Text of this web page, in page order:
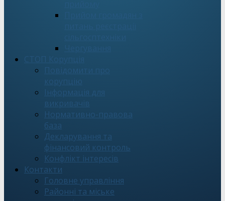
СТОП Корупція
Повідомити про
корупцію
Інформація для
викривачів
Нормативно-правова
база
Декларування та
фінансовий контроль
Конфлікт інтересів
Контакти
Головне управління
Районні та міське